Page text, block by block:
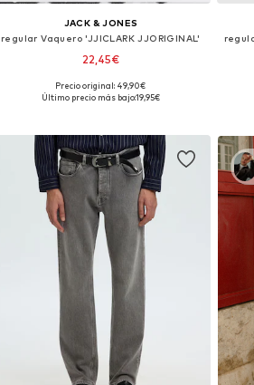
JACK & JONES
regular Vaquero 'JJICLARK JJORIGINAL'
22,45€
+3
Disponible en muchas tallas
Precio original: 49,90€
Último precio más bajo:19,95€